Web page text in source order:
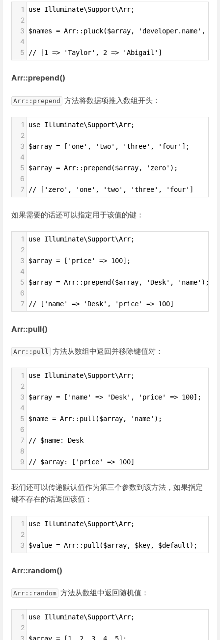
1 use Illuminate\Support\Arr;
2
3
$names = Arr::pluck($array, 'developer.name',
4
5
// [1 => 'Taylor', 2 => 'Abigail']
Arr::prepend()
Arr::prepend 方法将数据项推入数组开头：
1 use Illuminate\Support\Arr;
2
3
$array = ['one', 'two', 'three', 'four'];
4
5
$array = Arr::prepend($array, 'zero');
6
7
// ['zero', 'one', 'two', 'three', 'four']
如果需要的话还可以指定用于该值的键：
1 use Illuminate\Support\Arr;
2
3
$array = ['price' => 100];
4
5
$array = Arr::prepend($array, 'Desk', 'name');
6
7
// ['name' => 'Desk', 'price' => 100]
Arr::pull()
Arr::pull 方法从数组中返回并移除键值对：
1 use Illuminate\Support\Arr;
2
3
$array = ['name' => 'Desk', 'price' => 100];
4
5
$name = Arr::pull($array, 'name');
6
7
// $name: Desk
8
9
// $array: ['price' => 100]
我们还可以传递默认值作为第三个参数到该方法，如果指定
键不存在的话返回该值：
1 use Illuminate\Support\Arr;
2
3
$value = Arr::pull($array, $key, $default);
Arr::random()
Arr::random 方法从数组中返回随机值：
1 use Illuminate\Support\Arr;
2
3